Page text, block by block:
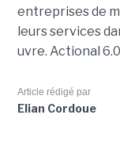
entreprises de
leurs services
uvre. Actional
Article rédigé par
Elian Cordoue